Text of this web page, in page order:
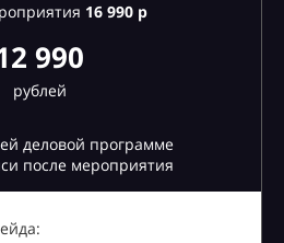
16990 р
990
рублей
деловой программе
после мероприятия